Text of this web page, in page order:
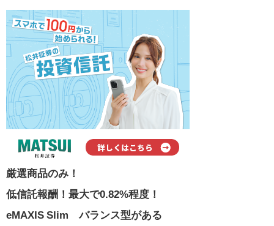
厳選商品のみ！
低信託報酬！最大で0.82%程度！
eMAXIS Slim バランス型がある